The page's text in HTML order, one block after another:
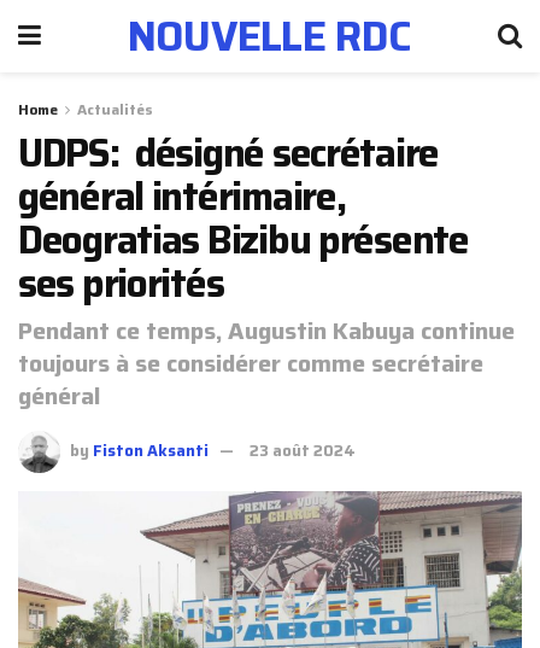
NOUVELLE RDC
Home Actualités
UDPS: désigné secrétaire
général intérimaire,
Deogratias Bizibu présente
ses priorités
Pendant ce temps, Augustin Kabuya continue
toujours à se considérer comme secrétaire
général
by Fiston Aksanti 23 août 2024